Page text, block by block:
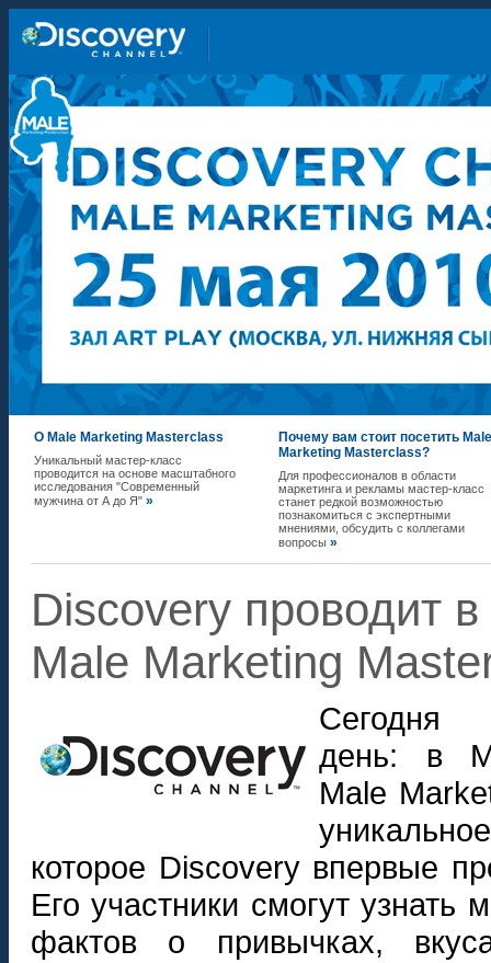
О Male Marketing Masterclass
Уникальный мастер-класс
проводится на основе масштабного
исследования "Современный
мужчина от А до Я" »
Почему вам стоит посетить Male
Marketing Мasterсlass?
Для профессионалов в области
маркетинга и рекламы мастер-класс
станет редкой возможностью
познакомиться с экспертными
мнениями, обсудить с коллегами
вопросы »
Discovery проводит
Male Marketing
Сегодня
день: в
Male
которое Discovery впервые
Его участники смогут узнать
фактов о привычках,